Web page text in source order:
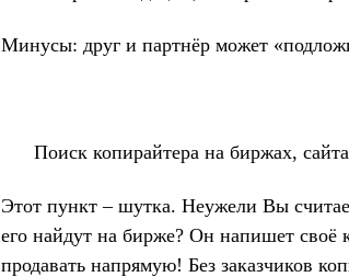
Минусы: друг и партнёр может
Поиск копирайтера на биржах,
Этот пункт – шутка. Неужели Вы
его найдут на бирже? Он напишет своё
продавать напрямую! Без заказчиков